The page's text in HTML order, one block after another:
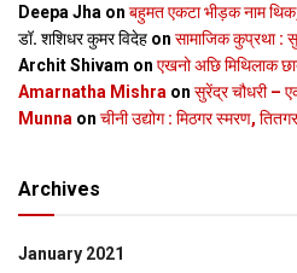
Deepa Jha on बहुमत एकटा भीड़क नाम
डॉ. शशिधर कुमर विदेह on सामाजिक कुप्रथा :
Archit Shivam on एखनो अछि मिथिलाक
Amarnatha Mishra on सुरेंद्र चौधरी –
Munna on चीनी उद्योग : मिठगर स्‍मरण,
Archives
January 2021